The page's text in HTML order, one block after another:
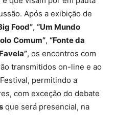
Após a exibição de
Food”, “Um Mundo
Comum”, “Fonte da
, os encontros com
transmitidos on-line e ao
permitindo a
com exceção do debate
que será presencial, na